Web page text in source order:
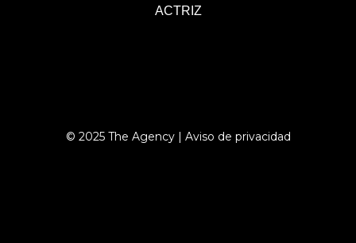
ACTRIZ
© 2025 The Agency | Aviso de privacidad